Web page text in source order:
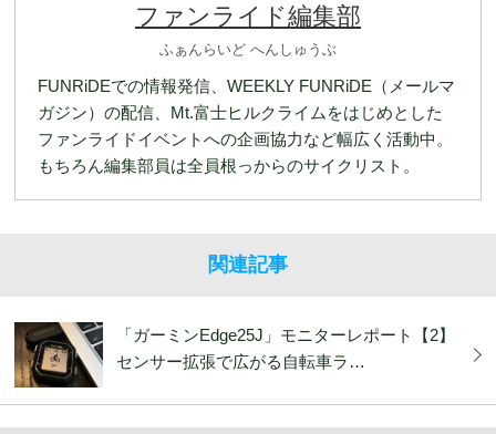
ファンライド編集部
ふぁんらいど へんしゅうぶ
FUNRiDEでの情報発信、WEEKLY FUNRiDE（メールマ
ガジン）の配信、Mt.富士ヒルクライムをはじめとした
ファンライドイベントへの企画協力など幅広く活動中。
もちろん編集部員は全員根っからのサイクリスト。
関連記事
「ガーミンEdge25J」モニターレポート【2】
センサー拡張で広がる自転車ラ…